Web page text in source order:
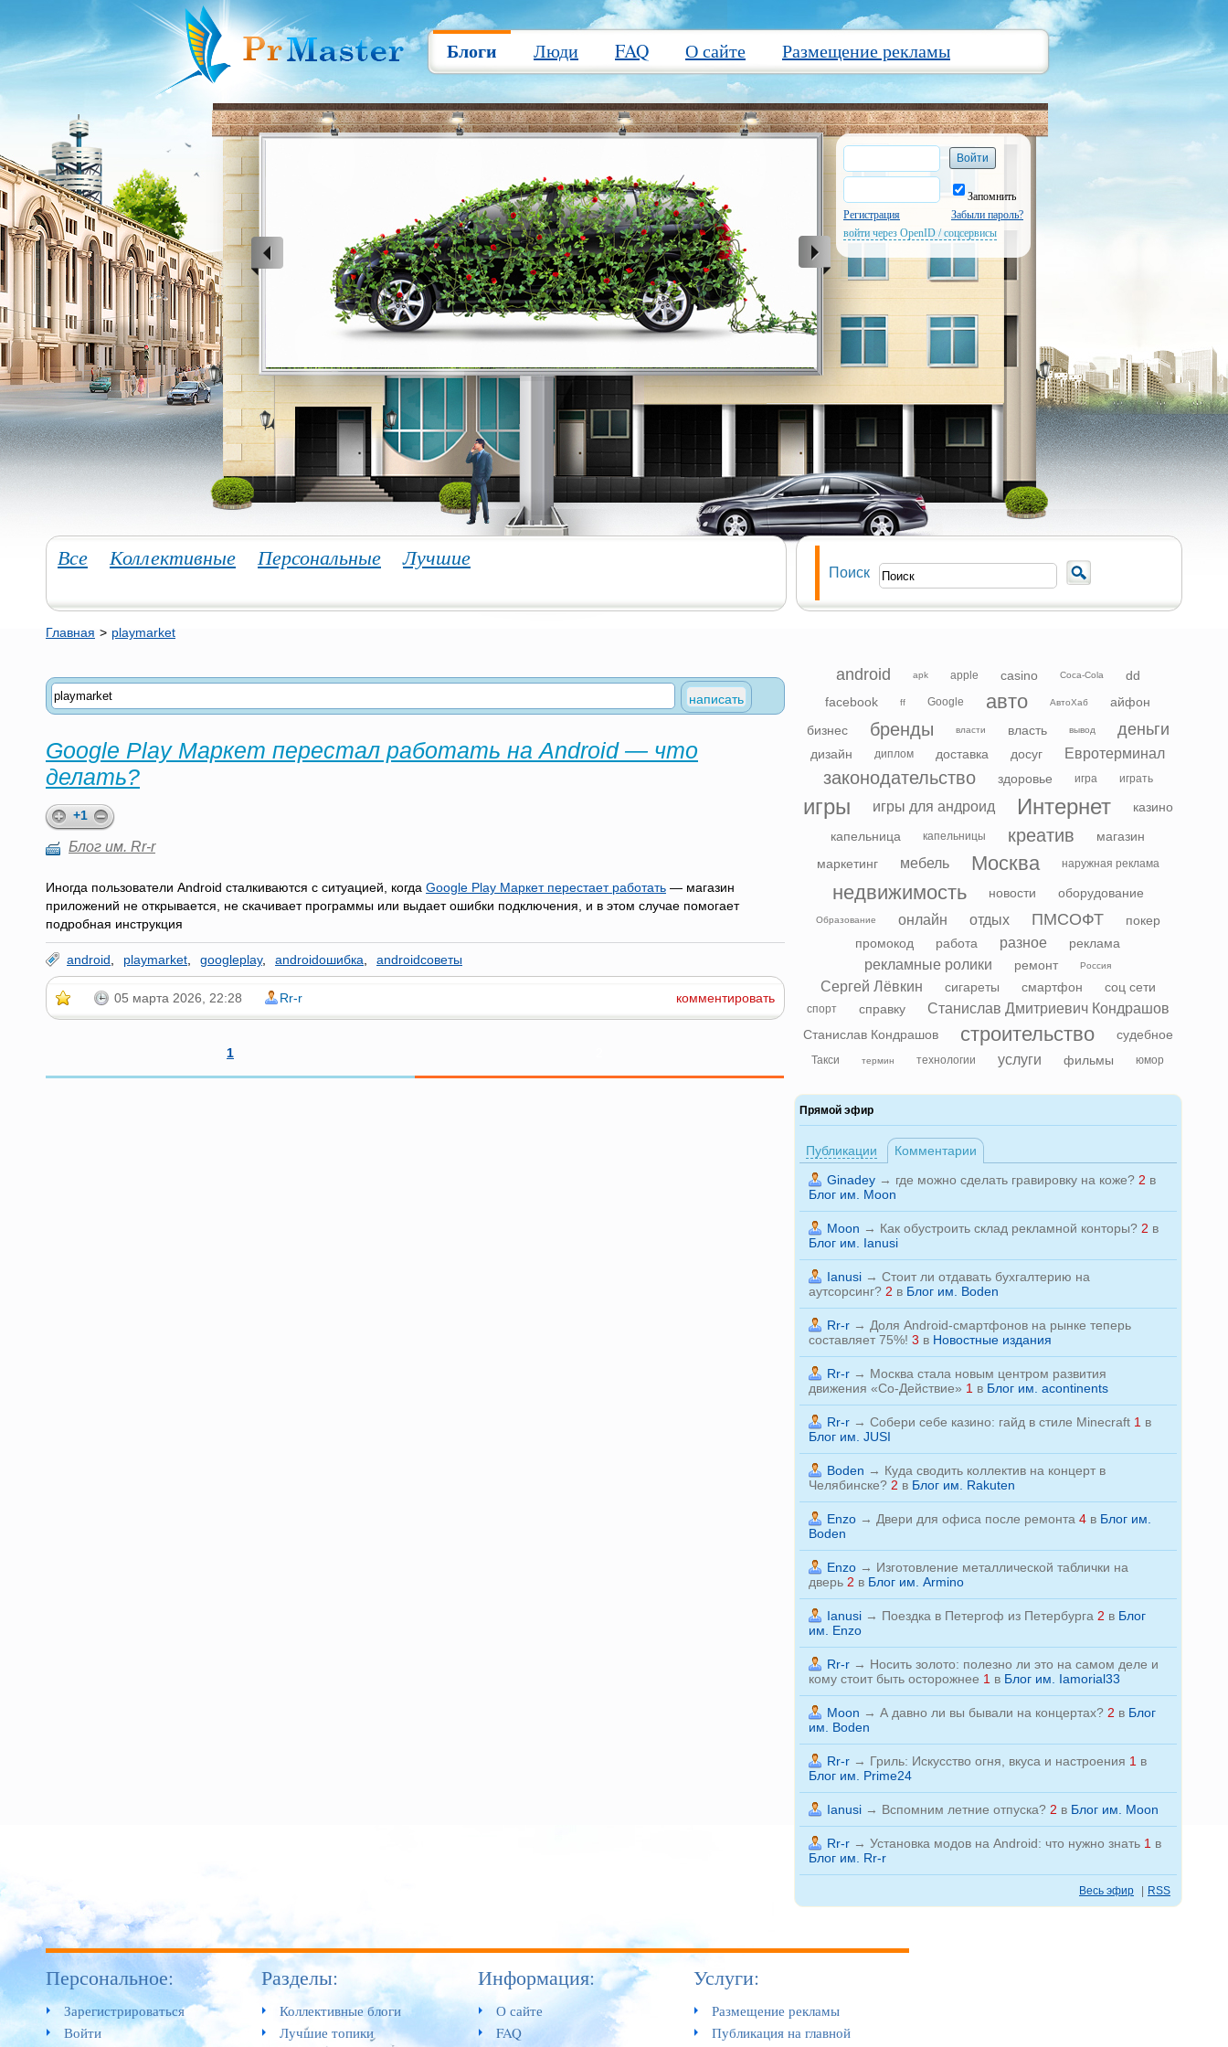
Блоги Люди FAQ О сайте Размещение рекламы
Запомнить
Регистрация
Забыли пароль?
войти через OpenID / соцсервисы
Все Коллективные Персональные Лучшие
Поиск
Главная > playmarket
Google Play Маркет перестал работать на Android — что
делать?
+1
Блог им. Rr-r
Иногда пользователи Android сталкиваются с ситуацией, когда Google Play Маркет перестает работать — магазин
приложений не открывается, не скачивает программы или выдает ошибки подключения, и в этом случае помогает
подробная инструкция
android playmarket googleplay, androidошибка androidсоветы
05 марта 2026, 22:28 Rr-r комментировать
1
android apk apple casino Coca-Cola
dd
facebook
ff Google авто АвтоХаб
айфон
бизнес
бренды власти власть вывод деньги
дизайн диплом доставка досуг Евротерминал
законодательство здоровье игра играть
игры игры для андроид Интернет
казино
капельница
капельницы креатив
магазин
маркетинг
мебель Москва наружная реклама
недвижимость новости оборудование
Образование онлайн отдых ПМСОФТ
покер
промокод
работа разное реклама
рекламные ролики ремонт Россия
Сергей Лёвкин сигареты смартфон соц сети
спорт справку Станислав Дмитриевич Кондрашов
Станислав Кондрашов строительство судебное
Такси термин технологии услуги фильмы юмор
Прямой эфир
Публикации
Комментарии
Ginadey→ где можно сделать гравировку на коже? 2 в
Блог им. Moon
Moon → Как обустроить склад рекламной конторы? 2 в
Блог им. Ianusi
Ianusi→ Стоит ли отдавать бухгалтерию на
аутсорсинг? 2 в Блог им. Boden
Rr-r→ Доля Android-смартфонов на рынке теперь
составляет 75%! 3 в Новостные издания
Rr-r→ Москва стала новым центром развития
движения «Со-Действие» 1 в Блог им. acontinents
Rr-r→ Собери себе казино: гайд в стиле Minecraft 1 в
Блог им. JUSI
Boden → Куда сводить коллектив на концерт в
Челябинске? 2 в Блог им. Rakuten
Enzo→ Двери для офиса после ремонта 4в Блог им.
Boden
Enzo→ Изготовление металлической таблички на
дверь 2 в Блог им. Armino
Ianusi→ Поездка в Петергоф из Петербурга 2 в Блог
им. Enzo
Rr-r→ Носить золото: полезно ли это на самом деле и
кому стоит быть осторожнее 1 в Блог им. Iamorial33
Moon → А давно ли вы бывали на концертах? 2 в Блог
им. Boden
Rr-r→ Гриль: Искусство огня, вкуса и настроения 1 в
Блог им. Prime24
Ianusi→ Вспомним летние отпуска? 2 в Блог им. Moon
Rr-r→ Установка модов на Android: что нужно знать 1 в
Блог им. Rr-r
Весь эфир RSS
Персональное:
Зарегистрироваться
Войти
Разделы:
Коллективные блоги
Лучшие топики
Информация:
О сайте
FAQ
Услуги:
Размещение рекламы
Публикация на главной